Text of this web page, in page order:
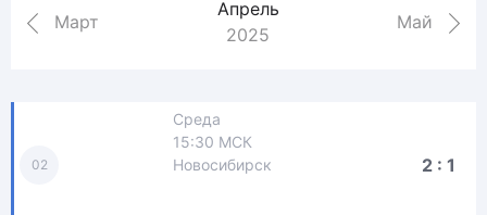
Март
Апрель
2025
Май
02
Среда
15:30 МСК
Новосибирск
2 : 1